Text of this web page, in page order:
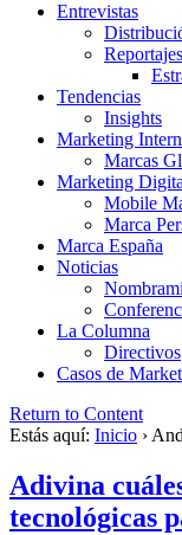
Entrevistas
Reportajes
Tendencias
Insights
Marketing
Marcas
Marketing
Mobile
Marca
Marca España
Noticias
La Columna
Directivos
Casos de
Return to Content
Estás aquí: Inicio ›
Adivina
tecnológicas